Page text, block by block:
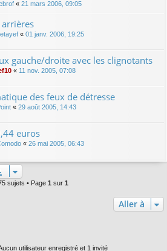
« 21 mars 2006, 09:05
« 01 janv. 2006, 19:25
gauche/droite avec les clignotants
« 11 nov. 2005, 07:08
des feux de détresse
« 29 août 2005, 14:43
euros
« 26 mai 2005, 06:43
sujets • Page 1 sur 1
Aller à
utilisateur enregistré et 1 invité